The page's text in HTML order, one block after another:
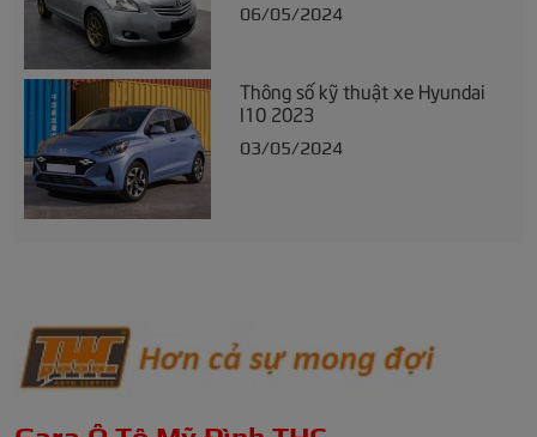
06/05/2024
Thông số kỹ thuật xe Hyundai
I10 2023
03/05/2024